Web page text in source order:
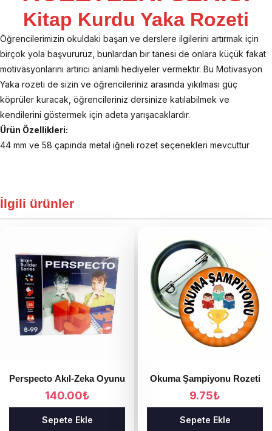
Kitap Kurdu Yaka Rozeti
Öğrencilerimizin okuldaki başarı ve derslere ilgilerini artırmak için
birçok yola başvururuz, bunlardan bir tanesi de onlara küçük fakat
motivasyonlarını artırıcı anlamlı hediyeler vermektir. Bu Motivasyon
Yaka rozeti de sizin ve öğrencileriniz arasında yıkılması güç
köprüler kuracak, öğrencileriniz dersinize katılabilmek ve
kendilerini göstermek için adeta yarışacaklardır.
Ürün Özellikleri:
44 mm ve 58 çapında metal iğneli rozet seçenekleri mevcuttur
İlgili ürünler
Perspecto Akıl-Zeka Oyunu
140.00₺
Sepete Ekle
Okuma Şampiyonu Rozeti
9.75₺
Sepete Ekle